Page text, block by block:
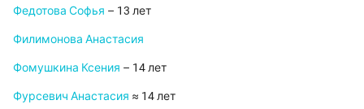
Федотова Софья – 13 лет
Филимонова Анастасия
Фомушкина Ксения – 14 лет
Фурсевич Анастасия ≈ 14 лет